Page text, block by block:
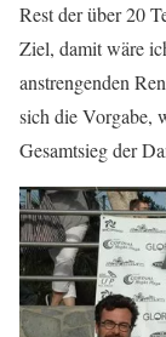
Rest der über 20
Ziel, damit wäre
anstrengenden
sich die Vorgabe,
Gesamtsieg der